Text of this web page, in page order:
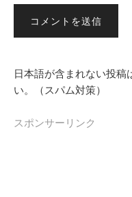
日本語が含まれない投稿
い。（スパム対策）
スポンサーリンク